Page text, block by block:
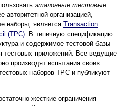
эталонные тестовые
авторитетной организацией,
наборы, является Transaction
(TPC). В типичную спецификацию
и содержимое тестовой базы
тестовых приложений. Все ведущие
производят испытания своих
наборов TPC и публикуют
жесткие ограничения